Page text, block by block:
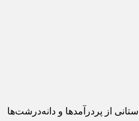
حمایت از مشاغل خرد بوده است و مالیات‌ستانی از پردرآمدها و دانه‌درشت‌ها